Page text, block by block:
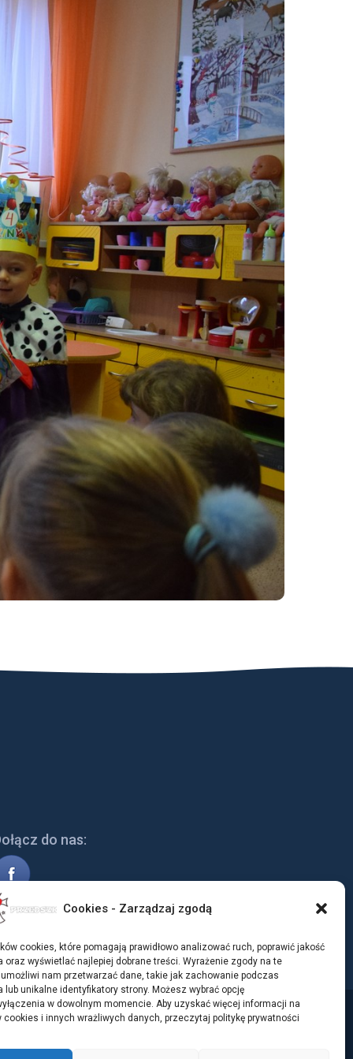
Cookies - Zarządzaj zgodą
cookies, które pomagają prawidłowo analizować ruch, poprawić jakość
oraz wyświetlać najlepiej dobrane treści. Wyrażenie zgody na te
nam przetwarzać dane, takie jak zachowanie podczas
lub unikalne identyfikatory strony. Możesz wybrać opcję
w dowolnym momencie. Aby uzyskać więcej informacji na
cookies i innych wrażliwych danych, przeczytaj politykę prywatności
do nas: